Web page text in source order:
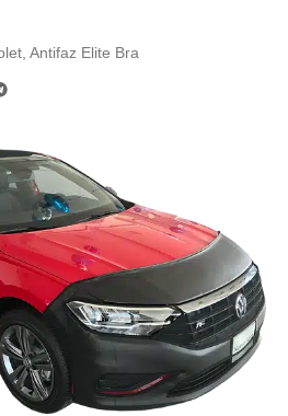
Antifaz Elite Bra